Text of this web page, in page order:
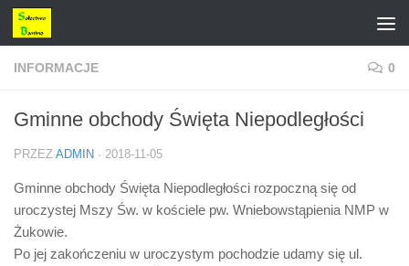
Przejdź do treści
INFORMACJE 0
Gminne obchody Święta Niepodległości
PRZEZ ADMIN · 2018-11-05
Gminne obchody Święta Niepodległości rozpoczną się od
uroczystej Mszy Św. w kościele pw. Wniebowstąpienia NMP w
Żukowie.
Po jej zakończeniu w uroczystym pochodzie udamy się ul.